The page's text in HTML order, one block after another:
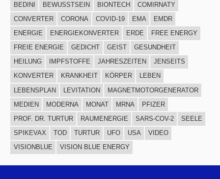
BEDINI BEWUSSTSEIN BIONTECH
COMIRNATY
CONVERTER
CORONA COVID-19 EMA
EMDR
ENERGIE
ENERGIEKONVERTER ERDE
FREE ENERGY
FREIE ENERGIE
GEDICHT GEIST
GESUNDHEIT
HEILUNG
IMPFSTOFFE JAHRESZEITEN
JENSEITS
KONVERTER
KRANKHEIT KÖRPER
LEBEN
LEBENSPLAN
LEVITATION
MAGNETMOTORGENERATOR
MEDIEN
MODERNA MONAT MRNA
PFIZER
PROF. DR. TURTUR
RAUMENERGIE SARS-COV-2
SEELE
SPIKEVAX
TOD TURTUR UFO USA
VIDEO
VISIONBLUE
VISION BLUE ENERGY